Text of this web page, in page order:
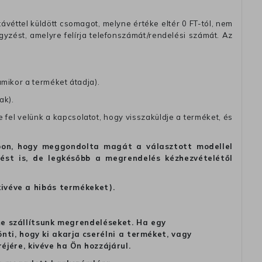
küldött csomagot, melyne értéke eltér 0 FT-tól, nem
amelyre felírja telefonszámát/rendelési számát. Az
a terméket átadja).
velünk a kapcsolatot, hogy visszaküldje a terméket, és
hogy meggondolta magát a választott modellel
is, de legkésőbb a megrendelés kézhezvételétől
a hibás termékeket).
szállítsunk megrendeléseket. Ha egy
hogy ki akarja cserélni a terméket, vagy
kivéve ha Ön hozzájárul.